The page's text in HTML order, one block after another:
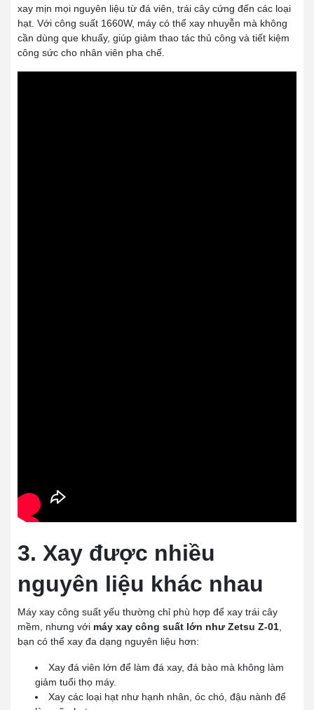
xay mịn mọi nguyên liệu từ đá viên, trái cây cứng đến các loại
hạt. Với công suất 1660W, máy có thể xay nhuyễn mà không
cần dùng que khuấy, giúp giảm thao tác thủ công và tiết kiệm
công sức cho nhân viên pha chế.
3. Xay được nhiều
nguyên liệu khác nhau
Máy xay công suất yếu thường chỉ phù hợp để xay trái cây
mềm, nhưng với máy xay công suất lớn như Zetsu Z-01
bạn có thể xay đa dạng nguyên liệu hơn:
Xay đá viên lớn để làm đá xay, đá bào mà không làm
giảm tuổi thọ máy.
Xay các loại hạt như hạnh nhân, óc chó, đậu nành để